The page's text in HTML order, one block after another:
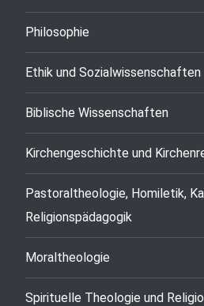
Philosophie
Ethik und Sozialwissenschaften
Biblische Wissenschaften
Kirchengeschichte und
Pastoraltheologie, Homiletik,
Religionspädagogik
Moraltheologie
Spirituelle Theologie und